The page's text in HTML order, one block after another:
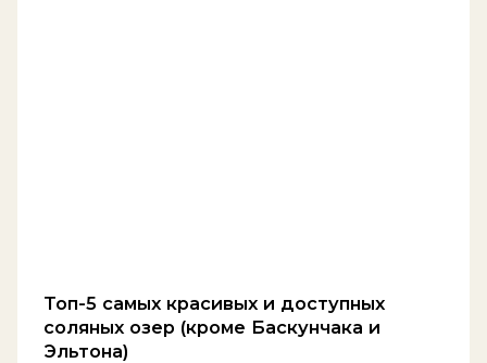
Топ-5 самых красивых и доступных
соляных озер (кроме Баскунчака и
Эльтона)